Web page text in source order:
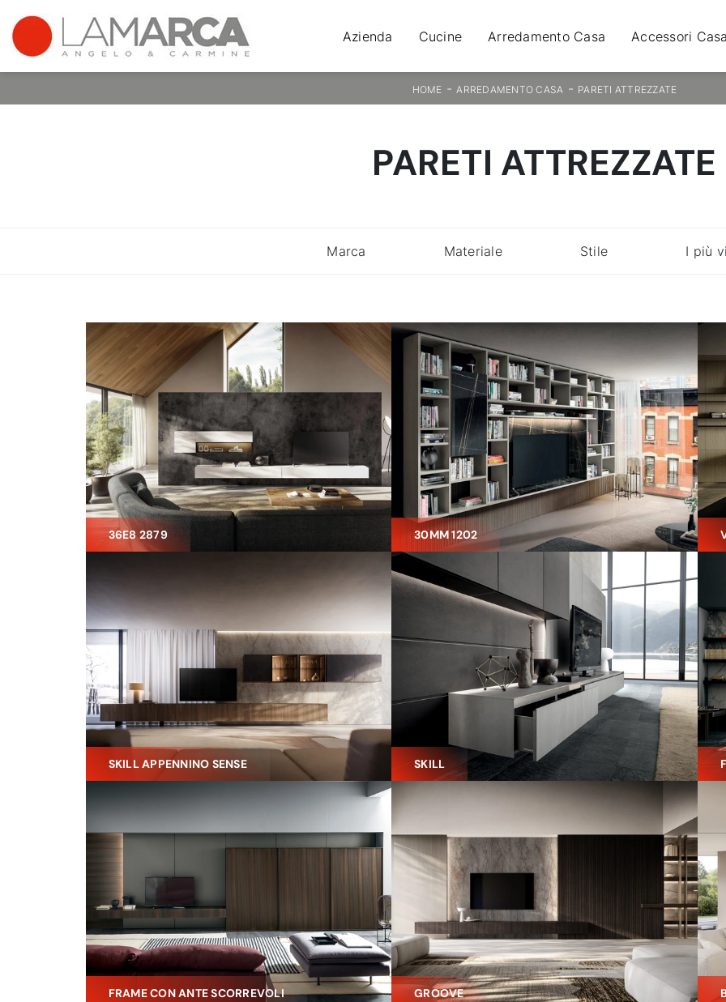
Azienda Cucine Arredamento Casa Accessori
HOME -ARREDAMENTO CASA - PARETI ATTREZZATE
PARETI ATTREZZATE
Marca Materiale Stile I più
36E8 2879 30MM 1202
SKILL APPENNINO SENSE SKILL
FRAME CON ANTE SCORREVOLI GROOVE